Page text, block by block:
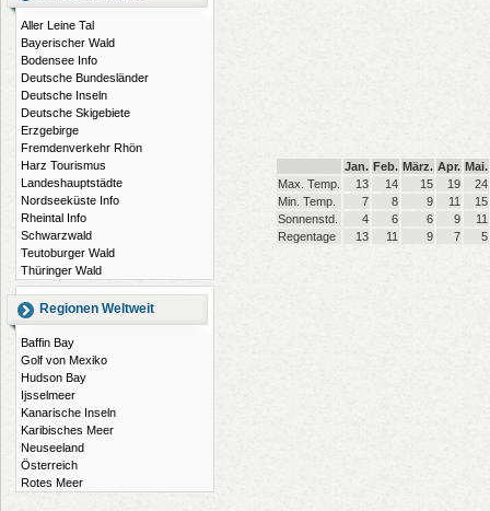
Aller Leine Tal
Bayerischer Wald
Bodensee Info
Deutsche Bundesländer
Deutsche Inseln
Deutsche Skigebiete
Erzgebirge
Fremdenverkehr Rhön
Harz Tourismus
Landeshauptstädte
Nordseeküste Info
Rheintal Info
Schwarzwald
Teutoburger Wald
Thüringer Wald
Regionen Weltweit
Baffin Bay
Golf von Mexiko
Hudson Bay
Ijsselmeer
Kanarische Inseln
Karibisches Meer
Neuseeland
Österreich
Rotes Meer
Jan. Feb. März. Apr. Mai.
Max. Temp.
13 14 15 19
24
Min. Temp.
7 8 9 11
15
Sonnenstd.
4 6 6 9
11
Regentage
13 11 9 7 5